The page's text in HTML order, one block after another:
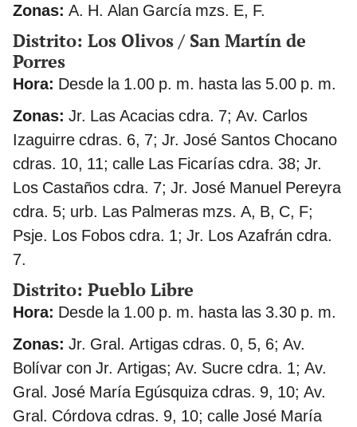
Zonas: A. H. Alan García mzs. E, F.
Distrito: Los Olivos / San Martín de
Porres
Hora: Desde la 1.00 p. m. hasta las 5.00 p. m.
Zonas: Jr. Las Acacias cdra. 7; Av. Carlos
Izaguirre cdras. 6, 7; Jr. José Santos Chocano
cdras. 10, 11; calle Las Ficarías cdra. 38; Jr.
Los Castaños cdra. 7; Jr. José Manuel Pereyra
cdra. 5; urb. Las Palmeras mzs. A, B, C, F;
Psje. Los Fobos cdra. 1; Jr. Los Azafrán cdra.
7.
Distrito: Pueblo Libre
Hora: Desde la 1.00 p. m. hasta las 3.30 p. m.
Zonas: Jr. Gral. Artigas cdras. 0, 5, 6; Av.
Bolívar con Jr. Artigas; Av. Sucre cdra. 1; Av.
Gral. José María Egúsquiza cdras. 9, 10; Av.
Gral. Córdova cdras. 9, 10; calle José María